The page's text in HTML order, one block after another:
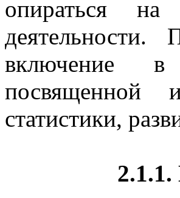
опираться
деятельности.
включение
посвященной
статистики,